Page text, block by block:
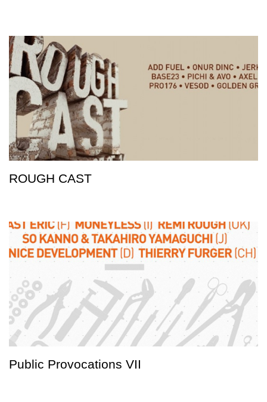
ROUGH CAST
Public Provocations VII